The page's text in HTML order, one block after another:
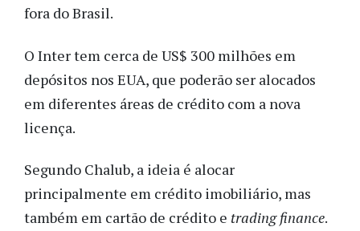
fora do Brasil.
O Inter tem cerca de US$ 300 milhões em
depósitos nos EUA, que poderão ser alocados
em diferentes áreas de crédito com a nova
licença.
Segundo Chalub, a ideia é alocar
principalmente em crédito imobiliário, mas
também em cartão de crédito e trading finance.